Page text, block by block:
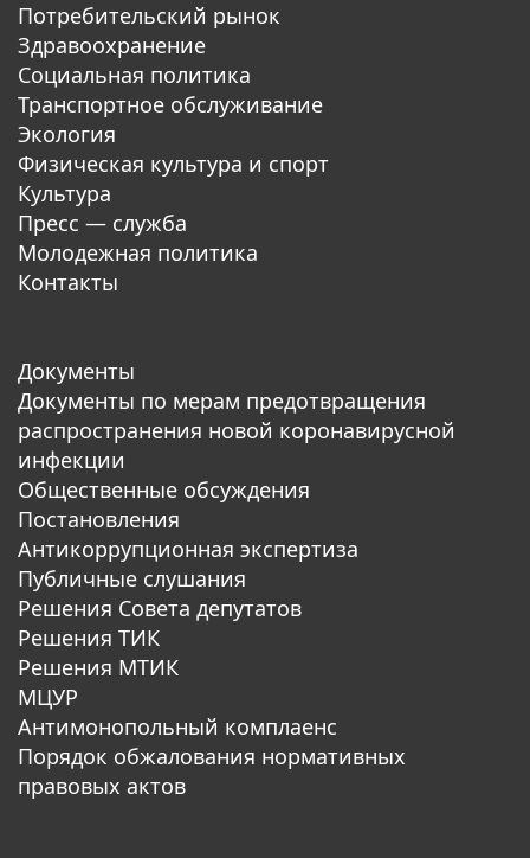
Потребительский рынок
Здравоохранение
Социальная политика
Транспортное обслуживание
Экология
Физическая культура и спорт
Культура
Пресс — служба
Молодежная политика
Контакты
Документы
Документы по мерам предотвращения
распространения новой коронавирусной
инфекции
Общественные обсуждения
Постановления
Антикоррупционная экспертиза
Публичные слушания
Решения Совета депутатов
Решения ТИК
Решения МТИК
МЦУР
Антимонопольный комплаенс
Порядок обжалования нормативных
правовых актов